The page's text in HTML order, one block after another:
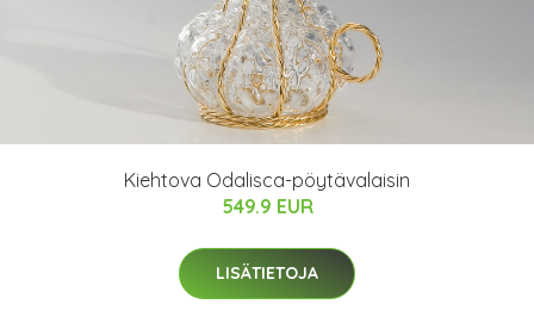
Kiehtova Odalisca-pöytävalaisin
549.9 EUR
LISÄTIETOJA